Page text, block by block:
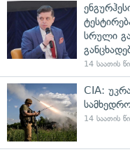
სრული
14 საათის
CIA:
14 საათის